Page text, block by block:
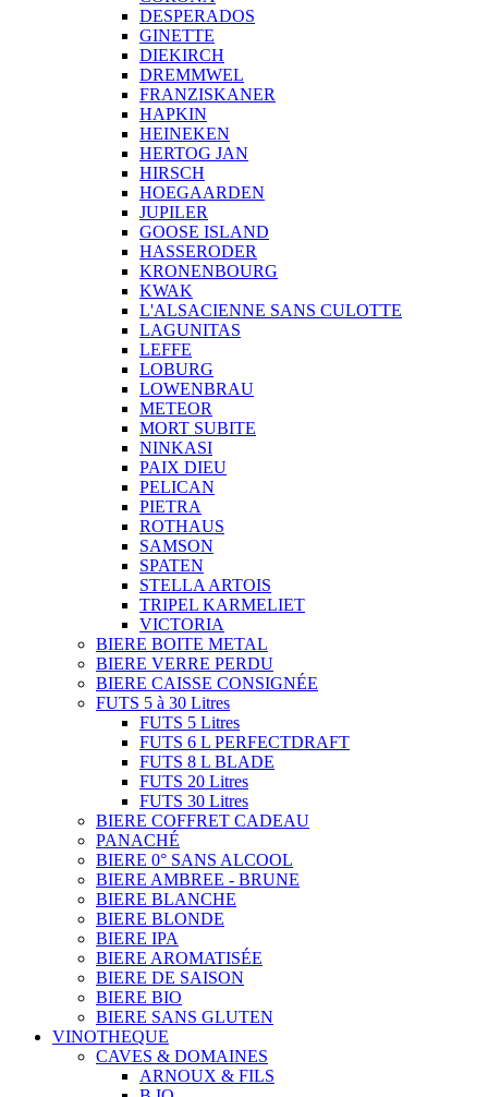
DESPERADOS
GINETTE
DIEKIRCH
DREMMWEL
FRANZISKANER
HAPKIN
HEINEKEN
HERTOG JAN
HIRSCH
HOEGAARDEN
JUPILER
GOOSE ISLAND
HASSERODER
KRONENBOURG
KWAK
L'ALSACIENNE SANS CULOTTE
LAGUNITAS
LEFFE
LOBURG
LOWENBRAU
METEOR
MORT SUBITE
NINKASI
PAIX DIEU
PELICAN
PIETRA
ROTHAUS
SAMSON
SPATEN
STELLA ARTOIS
TRIPEL KARMELIET
VICTORIA
BIERE BOITE METAL
BIERE VERRE PERDU
BIERE CAISSE CONSIGNÉE
FUTS 5 à 30 Litres
FUTS 5 Litres
FUTS 6 L PERFECTDRAFT
FUTS 8 L BLADE
FUTS 20 Litres
FUTS 30 Litres
BIERE COFFRET CADEAU
PANACHÉ
BIERE 0° SANS ALCOOL
BIERE AMBREE - BRUNE
BIERE BLANCHE
BIERE BLONDE
BIERE IPA
BIERE AROMATISÉE
BIERE DE SAISON
BIERE BIO
BIERE SANS GLUTEN
VINOTHEQUE
CAVES & DOMAINES
ARNOUX & FILS